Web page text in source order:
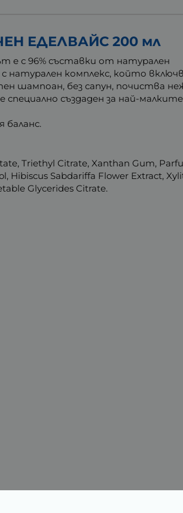
ЕДЕЛВАЙС 200 мл
е с 96% съставки от натурален
натурален комплекс, който
шампоан, без сапун, почиства
създаден за най-
баланс.
Triethyl Citrate, Xanthan Gum,
Hibiscus Sabdariffa Flower Extract,
Glycerides Citrate.